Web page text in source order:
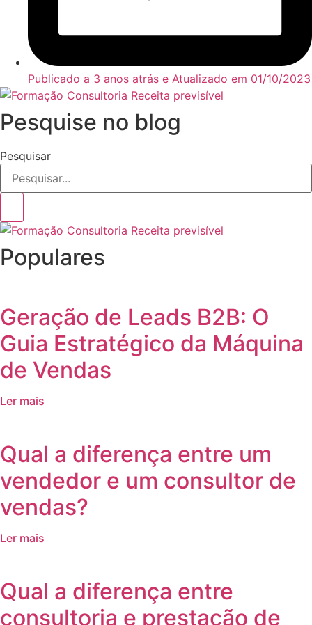
Publicado a 3 anos atrás e Atualizado em 01/10/2023
Pesquise no blog
Pesquisar
Populares
Geração de Leads B2B: O
Guia Estratégico da Máquina
de Vendas
Ler mais
Qual a diferença entre um
vendedor e um consultor de
vendas?
Ler mais
Qual a diferença entre
consultoria e prestação de